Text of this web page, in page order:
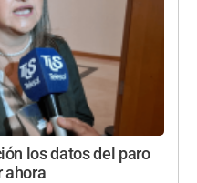
los datos del paro
ahora